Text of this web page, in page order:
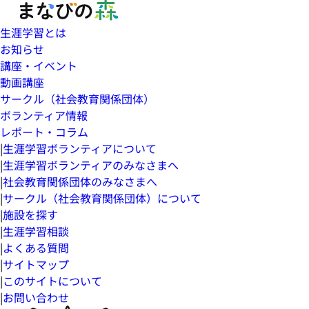
生涯学習とは
お知らせ
講座・イベント
動画講座
サークル（社会教育関係団体）
ボランティア情報
レポート・コラム
|生涯学習ボランティアについて
|生涯学習ボランティアのみなさまへ
|社会教育関係団体のみなさまへ
|サークル（社会教育関係団体）について
|施設を探す
|生涯学習相談
|よくある質問
|サイトマップ
|このサイトについて
|お問い合わせ